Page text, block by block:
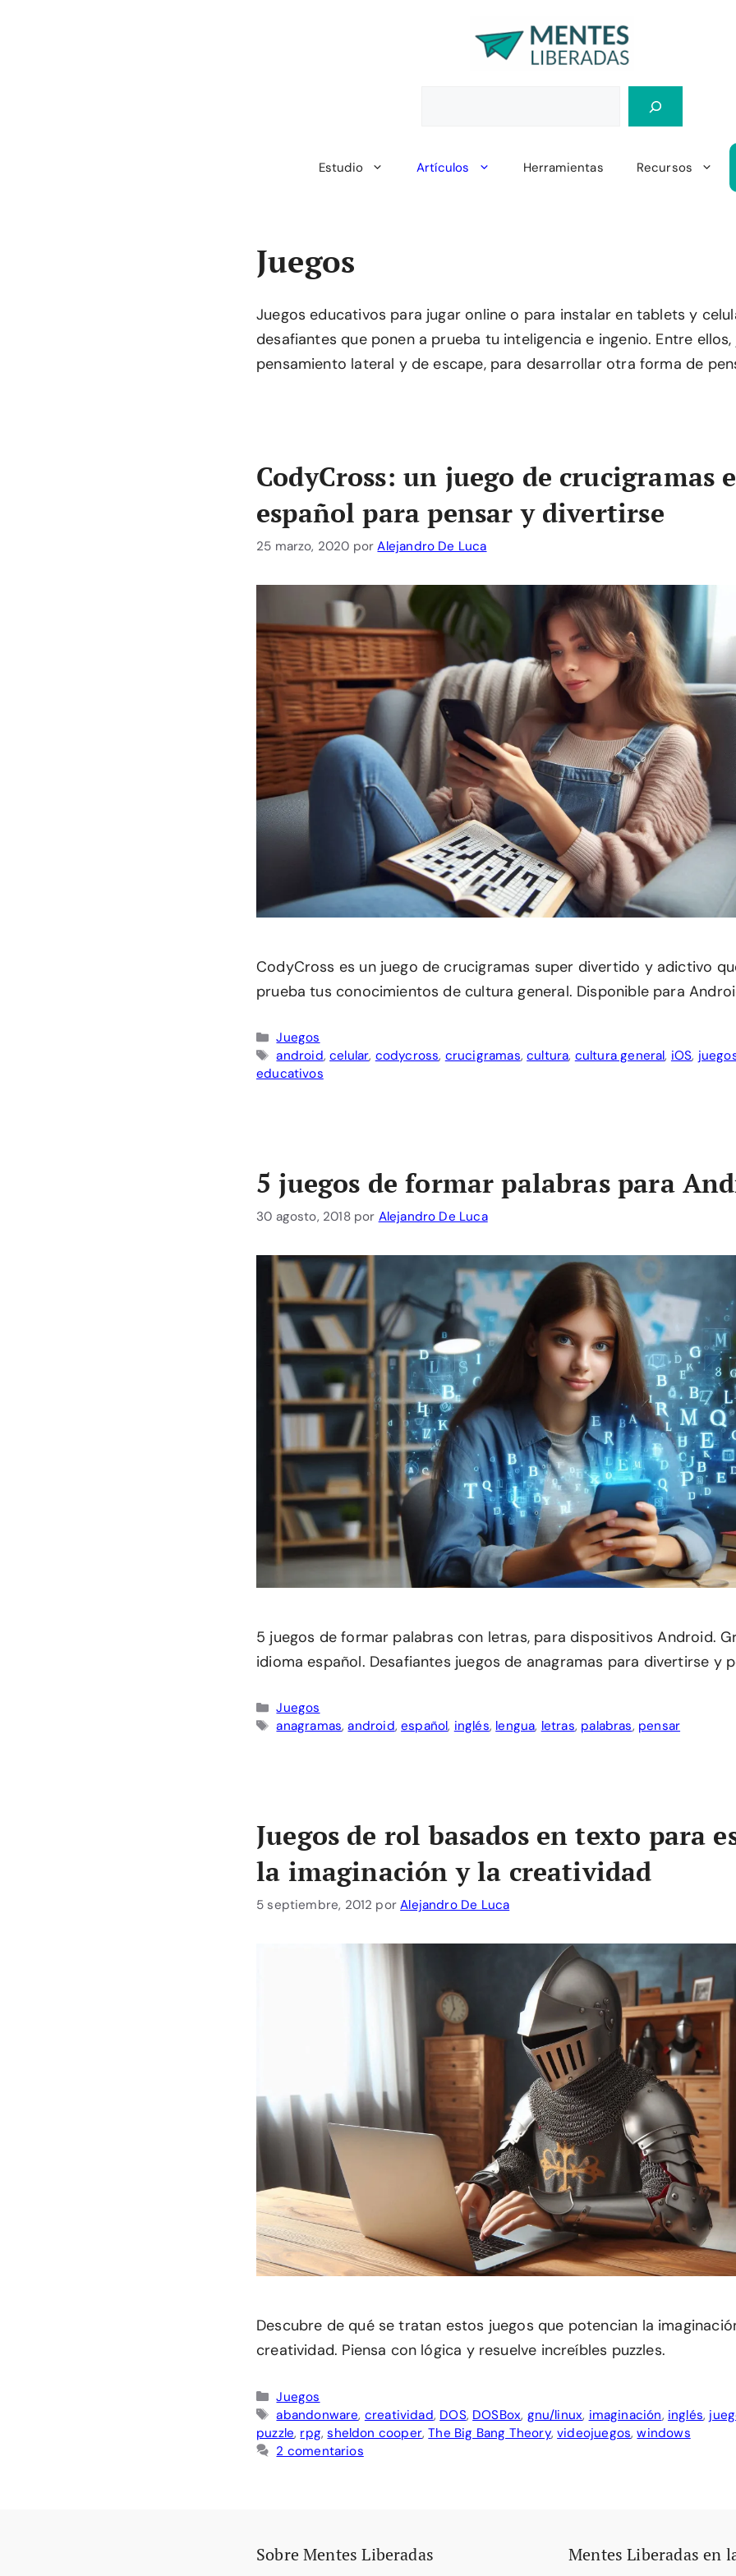
Estudio Artículos Herramientas Recursos
Juegos
Juegos educativos para jugar online o para instalar en tablets y
desafiantes que ponen a prueba tu inteligencia e ingenio. Entre
pensamiento lateral y de escape, para desarrollar otra forma de
CodyCross: un juego de crucigramas
español para pensar y divertirse
25 marzo, 2020 porAlejandro De Luca
CodyCross es un juego de crucigramas super divertido y adictivo
prueba tus conocimientos de cultura general. Disponible para
Categorías
Juegos
Etiquetas
android,celular, codycross, crucigramas,cultura, cultura general, iOS,
educativos
5 juegos de formar palabras para
30 agosto, 2018 por Alejandro De Luca
5 juegos de formar palabras con letras, para dispositivos Android.
idioma español. Desafiantes juegos de anagramas para divertirse y
Categorías
Juegos
Etiquetas
anagramas,android,español, inglés, lengua, letras, palabras, pensar
Juegos de rol basados en texto para
la imaginación y la creatividad
5 septiembre, 2012 porAlejandro De Luca
Descubre de qué se tratan estos juegos que potencian la
creatividad. Piensa con lógica y resuelve increíbles puzzles.
Categorías
Juegos
Etiquetas
abandonware, creatividad, DOS, DOSBox, gnu/linux, imaginación, inglés,
puzzle, rpg,sheldon cooper,The Big Bang Theory,videojuegos,windows
2 comentarios
Sobre Mentes Liberadas Mentes Liberadas en